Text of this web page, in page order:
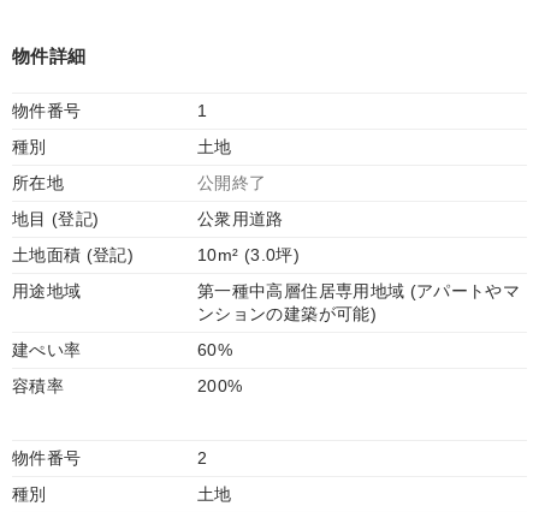
物件詳細
物件番号
1
種別
土地
所在地
公開終了
地目 (登記)
公衆用道路
土地面積 (登記)
10m² (3.0坪)
用途地域
第一種中高層住居専用地域 (アパートやマ
ンションの建築が可能)
建ぺい率
60%
容積率
200%
物件番号
2
種別
土地